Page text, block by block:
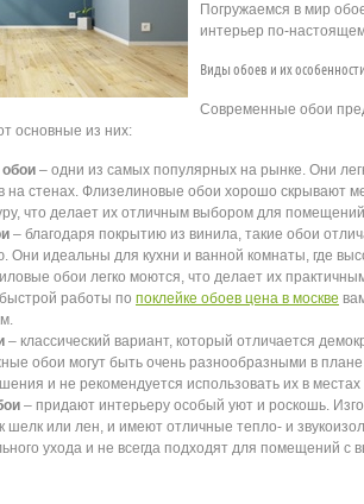
Погружаемся в мир
интерьер по-
Виды обоев и их
Современные обои
основные из них:
– одни из самых популярных на рынке. Они
на стенах. Флизелиновые обои хорошо скрывают
что делает их отличным выбором для
– благодаря покрытию из винила, такие обои
Они идеальны для кухни и ванной комнаты, где
обои легко моются, что делает их
работы по поклейке обоев цена в москве
– классический вариант, который отличается
обои могут быть очень разнообразными в
и не рекомендуется использовать их в
– придают интерьеру особый уют и роскошь.
шелк или лен, и имеют отличные тепло- и
ухода и не всегда подходят для помещений с